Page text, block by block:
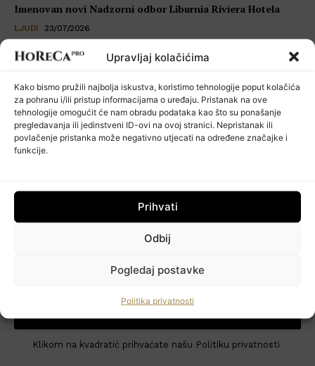
HoReCa PRO
Upravljaj kolačićima
Kako bismo pružili najbolja iskustva, koristimo tehnologije poput kolačića
za pohranu i/ili pristup informacijama o uređaju. Pristanak na ove
tehnologije omogućit će nam obradu podataka kao što su ponašanje
pregledavanja ili jedinstveni ID-ovi na ovoj stranici. Nepristanak ili
povlačenje pristanka može negativno utjecati na određene značajke i
funkcije.
Prihvati
Odbij
Pogledaj postavke
Politika privatnosti
Imenovan novi Nadzorni odbor Liburnia Riviera Hotela
LJUDI 23/07/2026
Restoran Tomassino osvojio četiri prestižne nagrade Haute
VIJESTI 23/07/2026
Kuhinja koja šuti: seksualno uznemiravanje kao operativni
problem
POSLOVNI SAVJETI
Klikom na kvadratić prihvaćate našu Politiku privatnosti